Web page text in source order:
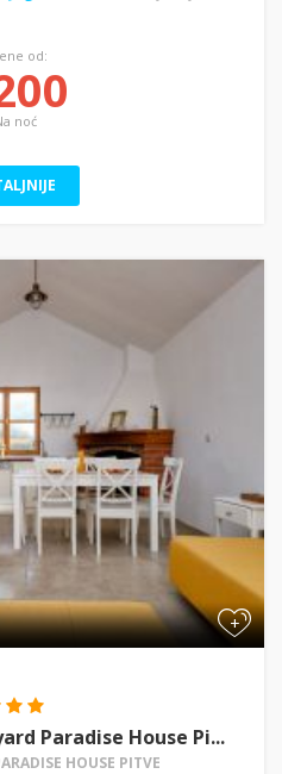
od:
noć
+
Paradise House Pi...
HOUSE PITVE